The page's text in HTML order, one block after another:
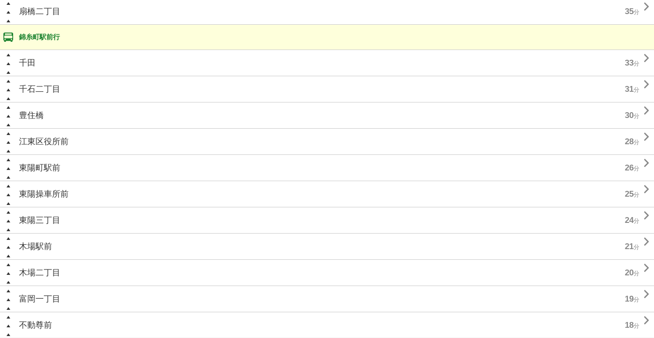
扇橋二丁目 35分 
錦糸町駅前行
千田 33分 
千石二丁目 31分 
豊住橋 30分 
江東区役所前 28分 
東陽町駅前 26分 
東陽操車所前 25分 
東陽三丁目 24分 
木場駅前 21分 
木場二丁目 20分 
富岡一丁目 19分 
不動尊前 18分 